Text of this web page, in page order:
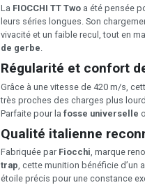
La FIOCCHI TT Two a été pensée
leurs séries longues. Son
vivacité et un faible recul, tout en
de gerbe
Régularité et confort
Grâce à une vitesse de 420 m/s,
très proches des charges plus
Parfaite pour la fosse universelle
Qualité italienne
Fabriquée par Fiocchi, marque
trap, cette munition bénéficie d’un
étoile précis pour une constance